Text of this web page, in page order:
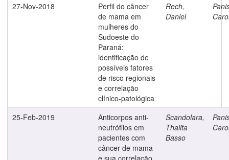
27-Nov-2018
Perfil do câncer
de mama em
mulheres do
Sudoeste do
Paraná:
identificação de
possíveis fatores
de risco regionais
e correlação
clínico-patológica
Rech,
Daniel
25-Feb-2019
Anticorpos anti-
neutrófilos em
pacientes com
câncer de mama
e sua correlação
Scandolara,
Thalita
Basso